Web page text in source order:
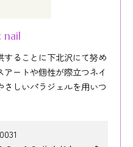
nail
ることに下北沢にて努め
ートや個性が際立つネイ
しいパラジェルを用いつ